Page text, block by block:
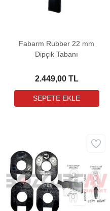
Fabarm Rubber 22 mm
Dipçik Tabanı
2.449,00 TL